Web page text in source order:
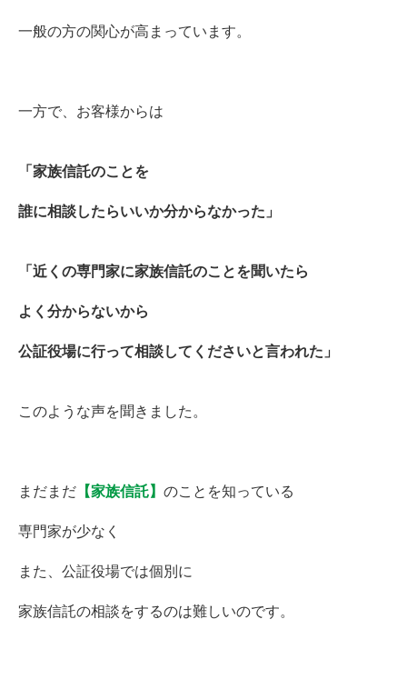
一般の方の関心が高まっています。
一方で、お客様からは
「家族信託のことを
誰に相談したらいいか分からなかった」
「近くの専門家に家族信託のことを聞いたら
よく分からないから
公証役場に行って相談してくださいと言われた」
このような声を聞きました。
まだまだ 【家族信託】 のことを知っている
専門家が少なく
また、公証役場では個別に
家族信託の相談をするのは難しいのです。